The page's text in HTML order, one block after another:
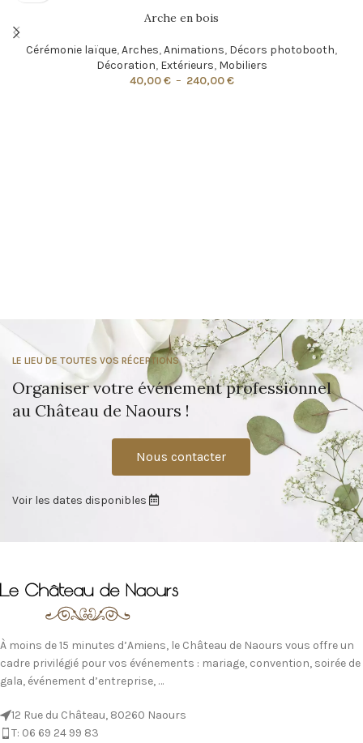
Arche en bois
Cérémonie laïque,Arches,Animations, Décors photobooth,
Décoration, Extérieurs, Mobiliers
40,00€ – 240,00€
LE LIEU DE TOUTES VOS RÉCEPTIONS
Organiser votre événement professionnel
au Château de Naours !
Nous contacter
Voir les dates disponibles
À moins de 15 minutes d’Amiens, le Château de Naours vous offre un
cadre privilégié pour vos événements : mariage, convention, soirée de
gala, événement d’entreprise, …
12 Rue du Château, 80260 Naours
T: 06 69 24 99 83